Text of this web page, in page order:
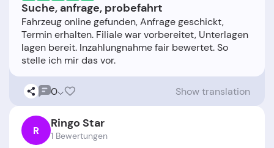
Suche, anfrage, probefahrt
Fahrzeug online gefunden, Anfrage geschickt,
Termin erhalten. Filiale war vorbereitet, Unterlagen
lagen bereit. Inzahlungnahme fair bewertet. So
0 Show translation
R Ringo Star
1 Bewertungen